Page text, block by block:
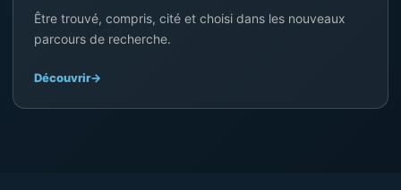
Être trouvé, compris, cité et choisi dans les nouveaux
parcours de recherche.
Découvrir→